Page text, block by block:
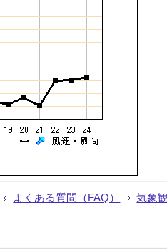
よくある質問（FAQ） 気象